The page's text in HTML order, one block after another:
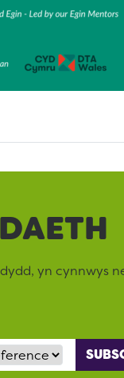
yn cynnwys